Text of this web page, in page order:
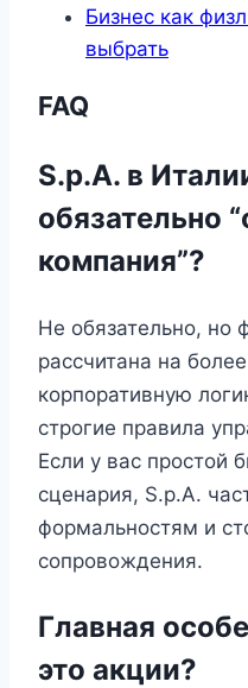
Бизнес как
выбрать
FAQ
S.p.A. в
обязательно
компания”?
Не обязательно, но
рассчитана на
корпоративную
строгие правила
Если у вас простой
сценария, S.p.A.
формальностям и
сопровождения.
Главная
это акции?